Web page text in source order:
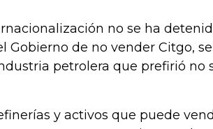
no se ha
Gobierno de no vender Citgo,
petrolera que prefirió no
y activos que puede